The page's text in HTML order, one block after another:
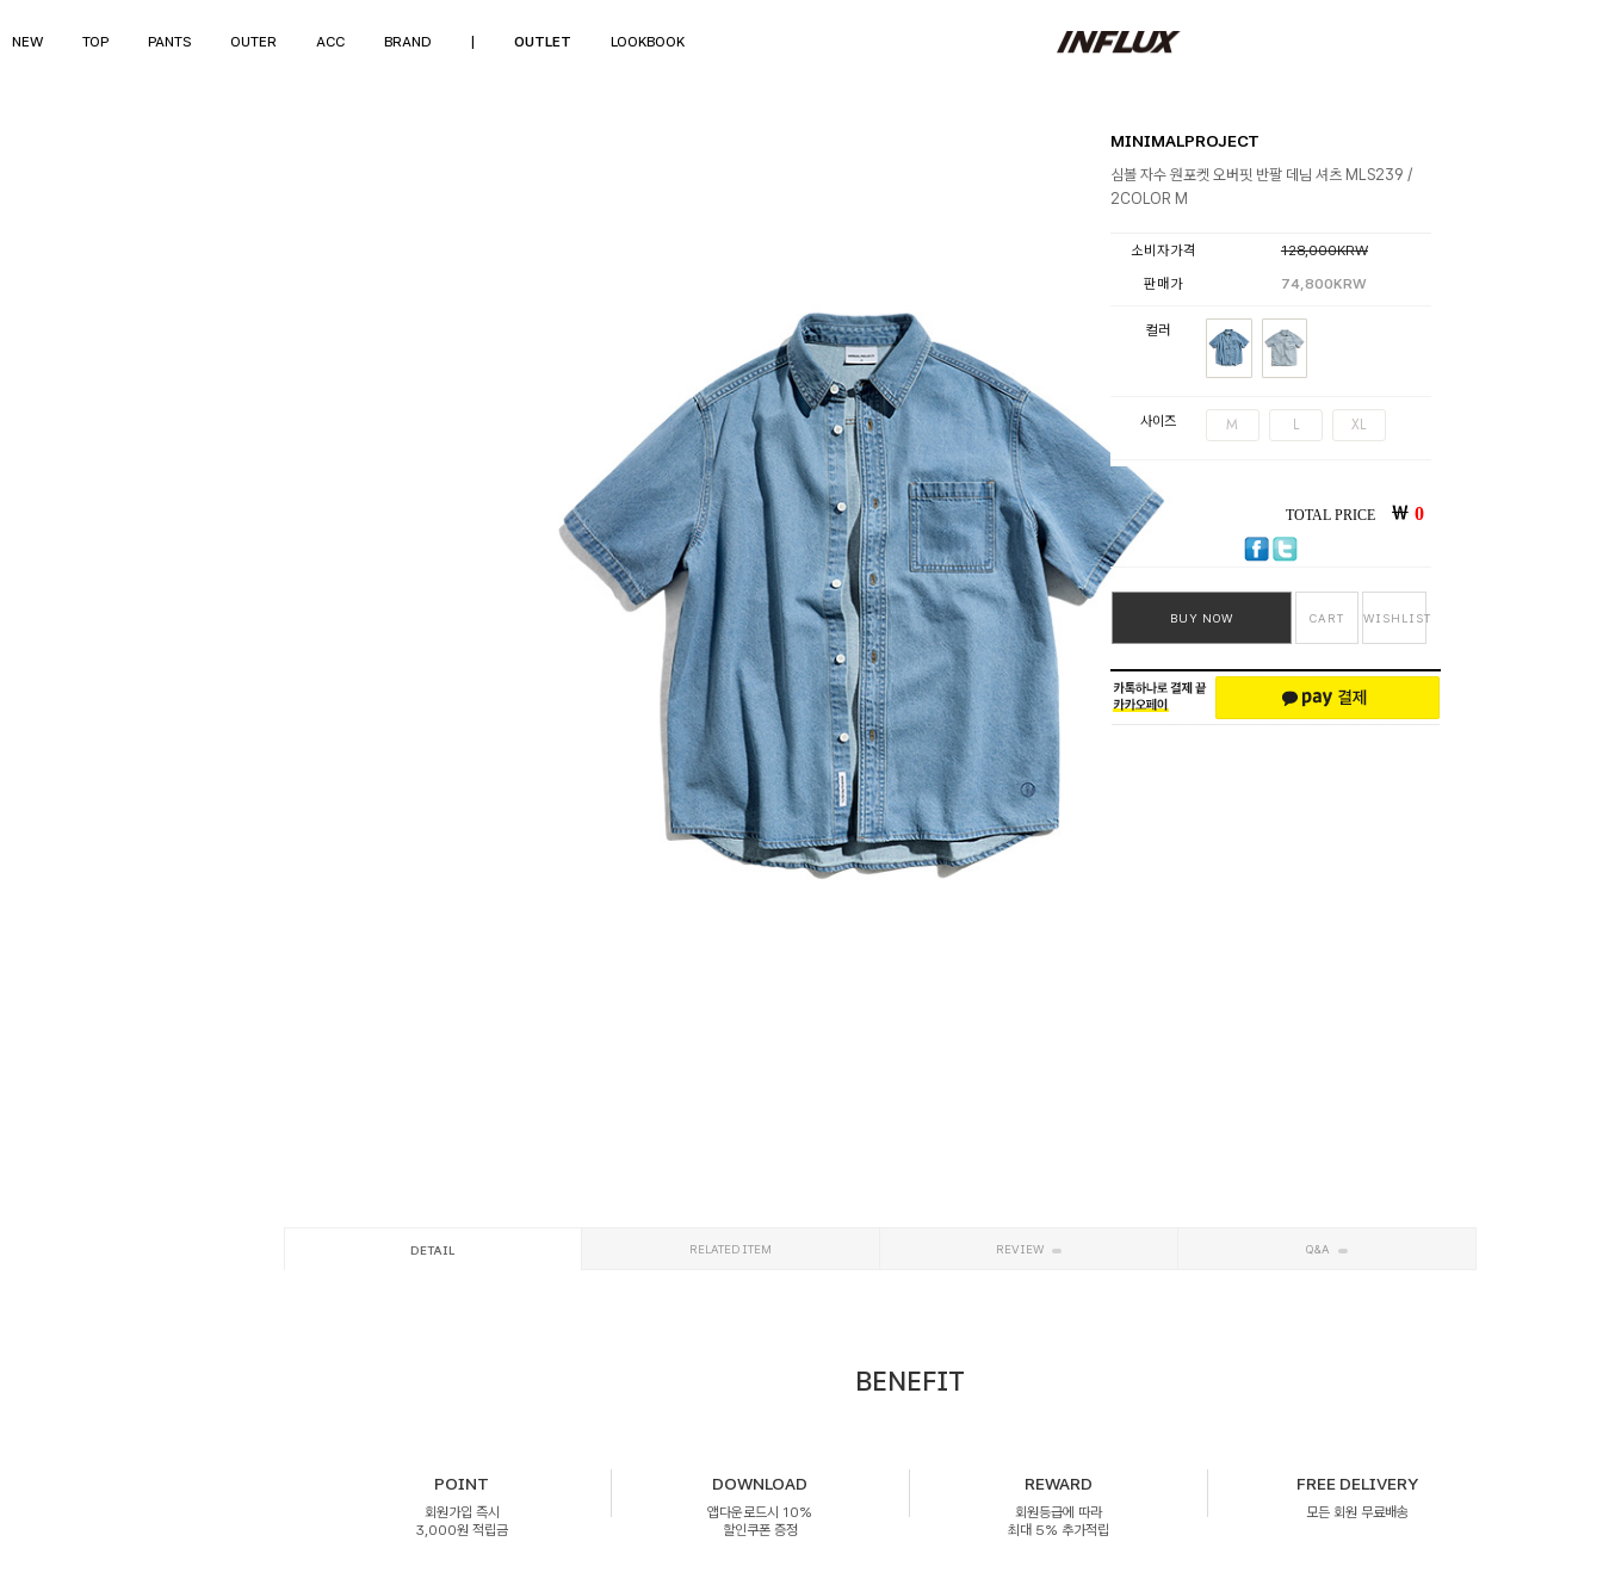
NEW TOP PANTS OUTER ACC BRAND OUTLET LOOKBOOK
MINIMALPROJECT
심볼 자수 원포켓 오버핏 반팔 데님 셔츠 MLS239 /
2COLOR M
소비자가격
128,000KRW
판매가
74,800KRW
컬러
사이즈 M L XL
TOTAL PRICE ￦ 0
BUY NOW CART WISHLIST
DETAIL RELATED ITEM REVIEW Q&A
BENEFIT
POINT
회원가입 즉시
3,000원 적립금
DOWNLOAD
앱다운로드시 10%
할인쿠폰 증정
REWARD
회원등급에 따라
최대 5% 추가적립
FREE DELIVERY
모든 회원 무료배송